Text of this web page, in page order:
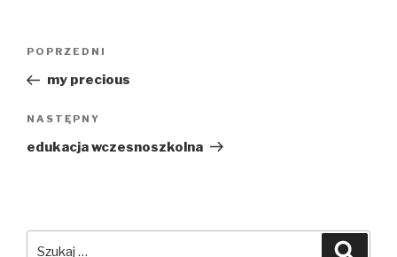
Poprzedni
wpis
POPRZEDNI
my precious
Następny
wpis
NASTĘPNY
edukacja wczesnoszkolna